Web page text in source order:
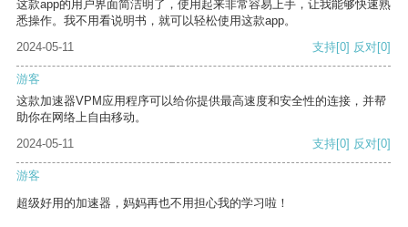
这款app的用户界面简洁明了，使用起来非常容易上手，让我能够快速熟
悉操作。我不用看说明书，就可以轻松使用这款app。
2024-05-11
支持[0] 反对[0]
游客
这款加速器VPM应用程序可以给你提供最高速度和安全性的连接，并帮
助你在网络上自由移动。
2024-05-11
支持[0] 反对[0]
游客
超级好用的加速器，妈妈再也不用担心我的学习啦！